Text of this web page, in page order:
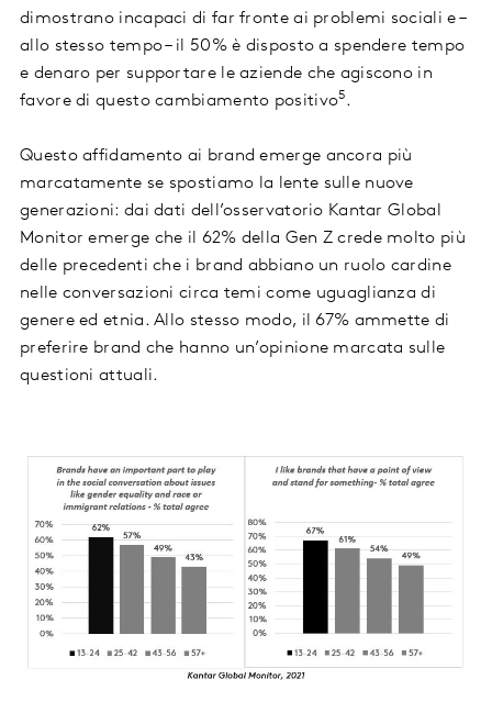
dimostrano incapaci di far fronte ai problemi sociali e –
allo stesso tempo – il 50% è disposto a spendere tempo
e denaro per supportare le aziende che agiscono in
favore di questo cambiamento positivo5.
Questo affidamento ai brand emerge ancora più
marcatamente se spostiamo la lente sulle nuove
generazioni: dai dati dell’osservatorio Kantar Global
Monitor emerge che il 62% della Gen Z crede molto più
delle precedenti che i brand abbiano un ruolo cardine
nelle conversazioni circa temi come uguaglianza di
genere ed etnia. Allo stesso modo, il 67% ammette di
preferire brand che hanno un’opinione marcata sulle
questioni attuali.